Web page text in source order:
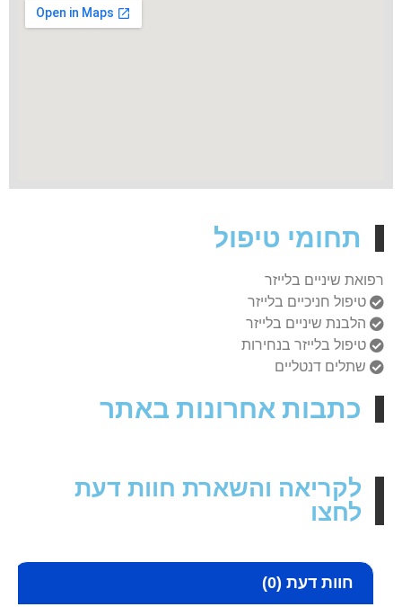
תחומי טיפול
רפואת שיניים בלייזר
טיפול חניכיים בלייזר
הלבנת שיניים בלייזר
טיפול בלייזר בנחירות
שתלים דנטליים
כתבות אחרונות באתר
לקריאה והשארת חוות דעת
לחצו
חוות דעת (0)